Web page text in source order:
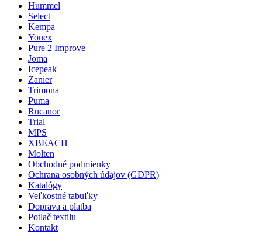
Hummel
Select
Kempa
Yonex
Pure 2 Improve
Joma
Icepeak
Zanier
Trimona
Puma
Rucanor
Trial
MPS
XBEACH
Molten
Obchodné podmienky
Ochrana osobných údajov (GDPR)
Katalógy
Veľkostné tabuľky
Doprava a platba
Potlač textilu
Kontakt